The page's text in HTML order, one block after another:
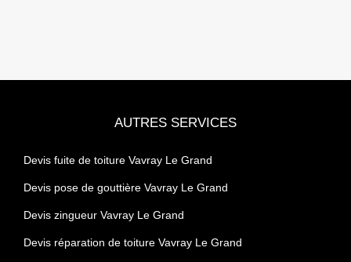
AUTRES SERVICES
Devis fuite de toiture Vavray Le Grand
Devis pose de gouttière Vavray Le Grand
Devis zingueur Vavray Le Grand
Devis réparation de toiture Vavray Le Grand